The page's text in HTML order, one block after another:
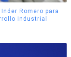
Romero para
Industrial